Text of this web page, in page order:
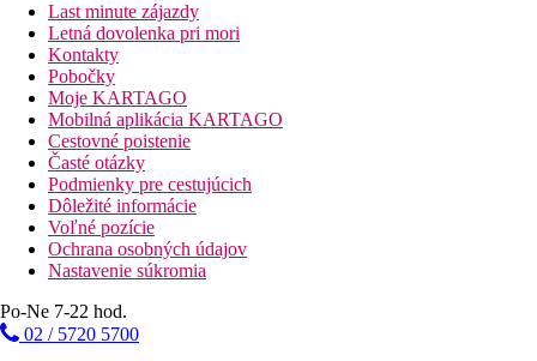
Last minute zájazdy
Letná dovolenka pri mori
Kontakty
Pobočky
Moje KARTAGO
Mobilná aplikácia KARTAGO
Cestovné poistenie
Časté otázky
Podmienky pre cestujúcich
Dôležité informácie
Voľné pozície
Ochrana osobných údajov
Nastavenie súkromia
Po-Ne 7-22 hod.
02 / 5720 5700